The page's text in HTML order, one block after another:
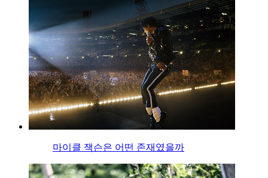
마이클 잭슨은 어떤 존재였을까